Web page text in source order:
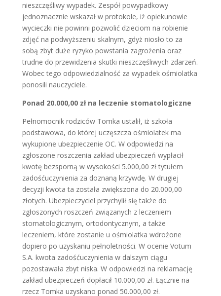
nieszczęśliwy wypadek. Zespół powypadkowy
jednoznacznie wskazał w protokole, iż opiekunowie
wycieczki nie powinni pozwolić dzieciom na robienie
zdjęć na podwyższeniu skalnym, gdyż niosło to za
sobą zbyt duże ryzyko powstania zagrożenia oraz
trudne do przewidzenia skutki nieszczęśliwych zdarzeń.
Wobec tego odpowiedzialność za wypadek ośmiolatka
ponosili nauczyciele.
Ponad 20.000,00 zł na leczenie stomatologiczne
Pełnomocnik rodziców Tomka ustalił, iż szkoła
podstawowa, do której uczęszcza ośmiolatek ma
wykupione ubezpieczenie OC. W odpowiedzi na
zgłoszone roszczenia zakład ubezpieczeń wypłacił
kwotę bezsporną w wysokości 5.000,00 zł tytułem
zadośćuczynienia za doznaną krzywdę. W drugiej
decyzji kwota ta została zwiększona do 20.000,00
złotych. Ubezpieczyciel przychylił się także do
zgłoszonych roszczeń związanych z leczeniem
stomatologicznym, ortodontycznym, a także
leczeniem, które zostanie u ośmiolatka wdrożone
dopiero po uzyskaniu pełnoletności. W ocenie Votum
S.A. kwota zadośćuczynienia w dalszym ciągu
pozostawała zbyt niska. W odpowiedzi na reklamację
zakład ubezpieczeń dopłacił 10.000,00 zł. Łącznie na
rzecz Tomka uzyskano ponad 50.000,00 zł.